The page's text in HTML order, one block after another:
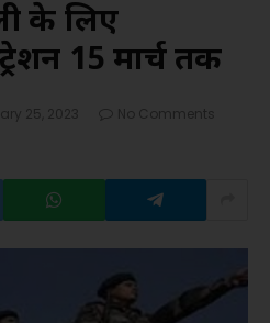
के लिए
15 मार्च तक
25, 2023
No Comments